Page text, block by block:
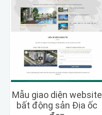
Mẫu giao diện website
bất động sản Địa ốc